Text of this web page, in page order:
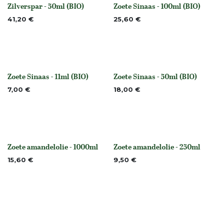
None
Zilverspar - 50ml (BIO)
41,20 € None
Zoete Sinaas - 100ml (BIO)
25,60 €
None
Zoete Sinaas - 11ml (BIO)
7,00 € None
Zoete Sinaas - 50ml (BIO)
18,00 €
None
Zoete amandelolie - 1000ml
15,60 € None
Zoete amandelolie - 250ml
9,50 €